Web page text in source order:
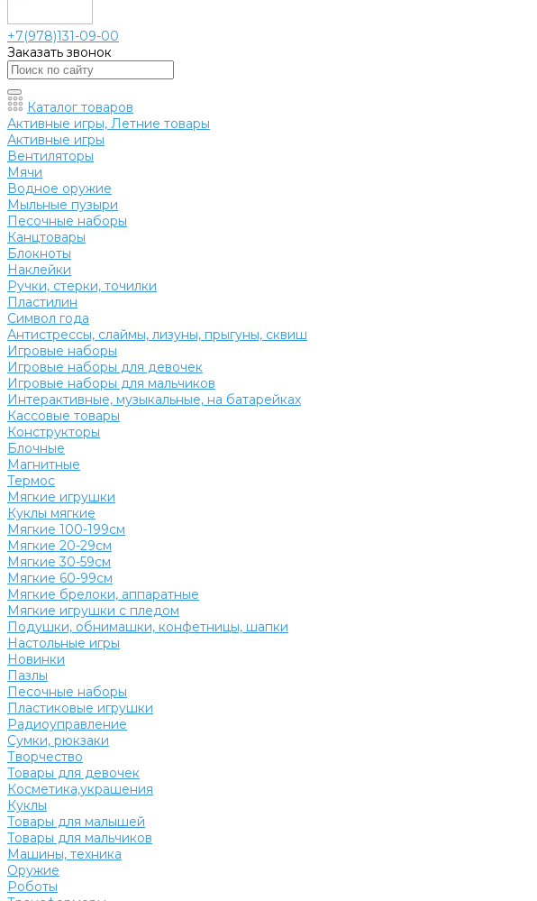
+7(978)131-09-00
Заказать звонок
Каталог товаров
Активные игры, Летние товары
Активные игры
Вентиляторы
Мячи
Водное оружие
Мыльные пузыри
Песочные наборы
Канцтовары
Блокноты
Наклейки
Ручки, стерки, точилки
Пластилин
Символ года
Антистрессы, слаймы, лизуны, прыгуны, сквиш
Игровые наборы
Игровые наборы для девочек
Игровые наборы для мальчиков
Интерактивные, музыкальные, на батарейках
Кассовые товары
Конструкторы
Блочные
Магнитные
Термос
Мягкие игрушки
Куклы мягкие
Мягкие 100-199см
Мягкие 20-29см
Мягкие 30-59см
Мягкие 60-99см
Мягкие брелоки, аппаратные
Мягкие игрушки с пледом
Подушки, обнимашки, конфетницы, шапки
Настольные игры
Новинки
Пазлы
Песочные наборы
Пластиковые игрушки
Радиоуправление
Сумки, рюкзаки
Творчество
Товары для девочек
Косметика,украшения
Куклы
Товары для малышей
Товары для мальчиков
Машины, техника
Оружие
Роботы